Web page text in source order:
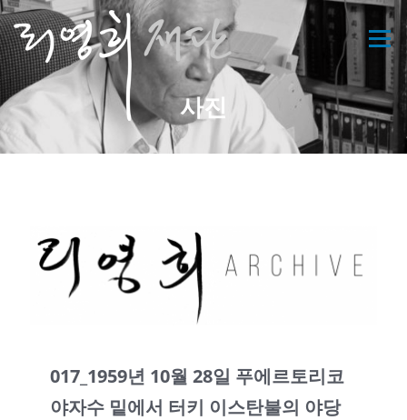
콘
텐
츠
로
바
로
가
기
메뉴
사진
017_1959년 10월 28일 푸에르토리코
야자수 밑에서 터키 이스탄불의 야당